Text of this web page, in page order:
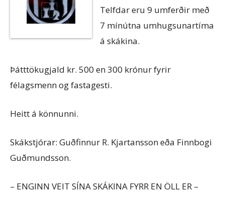
Telfdar eru 9 umferðir með
7 mínútna umhugsunartíma
á skákina.
Þátttökugjald kr. 500 en 300 krónur fyrir
félagsmenn og fastagesti.
Heitt á könnunni.
Skákstjórar: Guðfinnur R. Kjartansson eða Finnbogi
Guðmundsson.
– ENGINN VEIT SÍNA SKÁKINA FYRR EN ÖLL ER –